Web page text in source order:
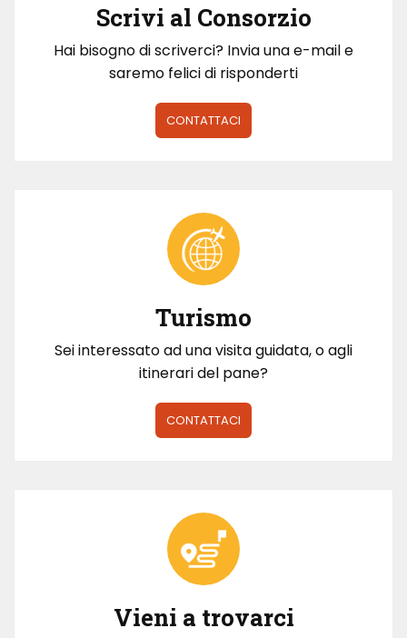
Scrivi al Consorzio
Hai bisogno di scriverci? Invia una e-mail e
saremo felici di risponderti
CONTATTACI
Turismo
Sei interessato ad una visita guidata, o agli
itinerari del pane?
CONTATTACI
Vieni a trovarci